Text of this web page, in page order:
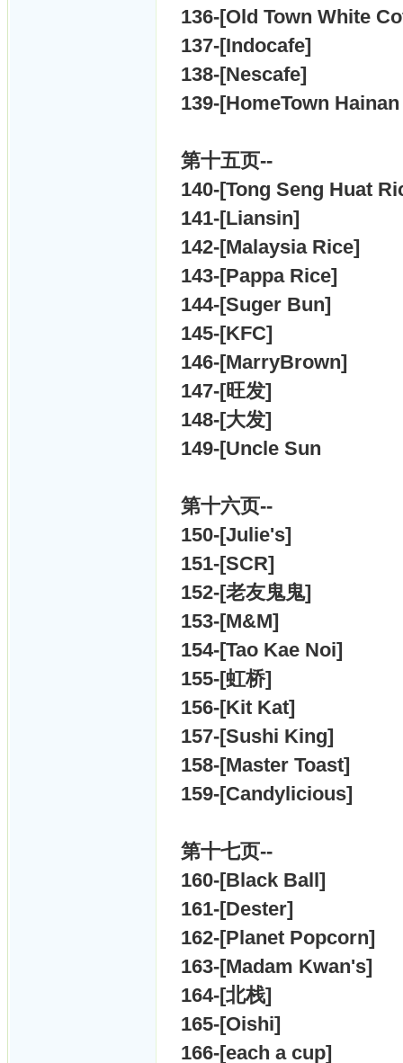
136-[Old Town White
137-[Indocafe]
138-[Nescafe]
139-[HomeTown
第十五页--
140-[Tong Seng Huat
141-[Liansin]
142-[Malaysia Rice]
143-[Pappa Rice]
144-[Suger Bun]
145-[KFC]
146-[MarryBrown]
147-[旺发]
148-[大发]
149-[Uncle Sun
第十六页--
150-[Julie's]
151-[SCR]
152-[老友鬼鬼]
153-[M&M]
154-[Tao Kae Noi]
155-[虹桥]
156-[Kit Kat]
157-[Sushi King]
158-[Master Toast]
159-[Candylicious]
第十七页--
160-[Black Ball]
161-[Dester]
162-[Planet Popcorn]
163-[Madam Kwan's]
164-[北栈]
165-[Oishi]
166-[each a cup]